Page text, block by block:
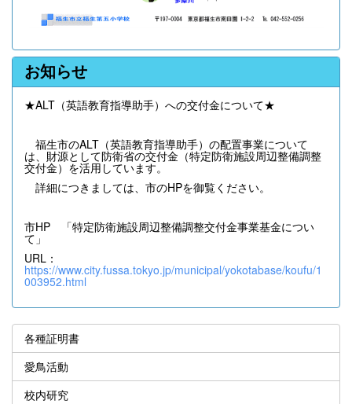
お知らせ
★ALT（英語教育指導助手）への交付金について★
福生市のALT（英語教育指導助手）の配置事業について
は、財源として防衛省の交付金（特定防衛施設周辺整備調整
交付金）を活用しています。
詳細につきましては、市のHPを御覧ください。
市HP 「特定防衛施設周辺整備調整交付金事業基金につい
て」
URL：
https://www.city.fussa.tokyo.jp/municipal/yokotabase/koufu/1
003952.html
各種証明書
愛鳥活動
校内研究